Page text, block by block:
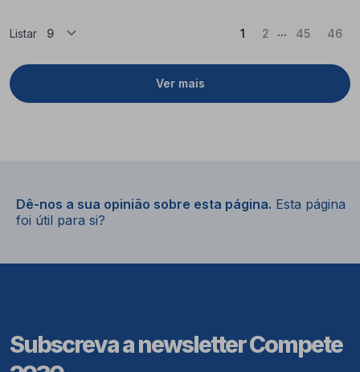
Listar
Ver mais
1 (Atual)
2 ... 45 46
Dê-nos a sua opinião sobre esta página. Esta página
foi útil para si?
Subscreva a newsletter Compete